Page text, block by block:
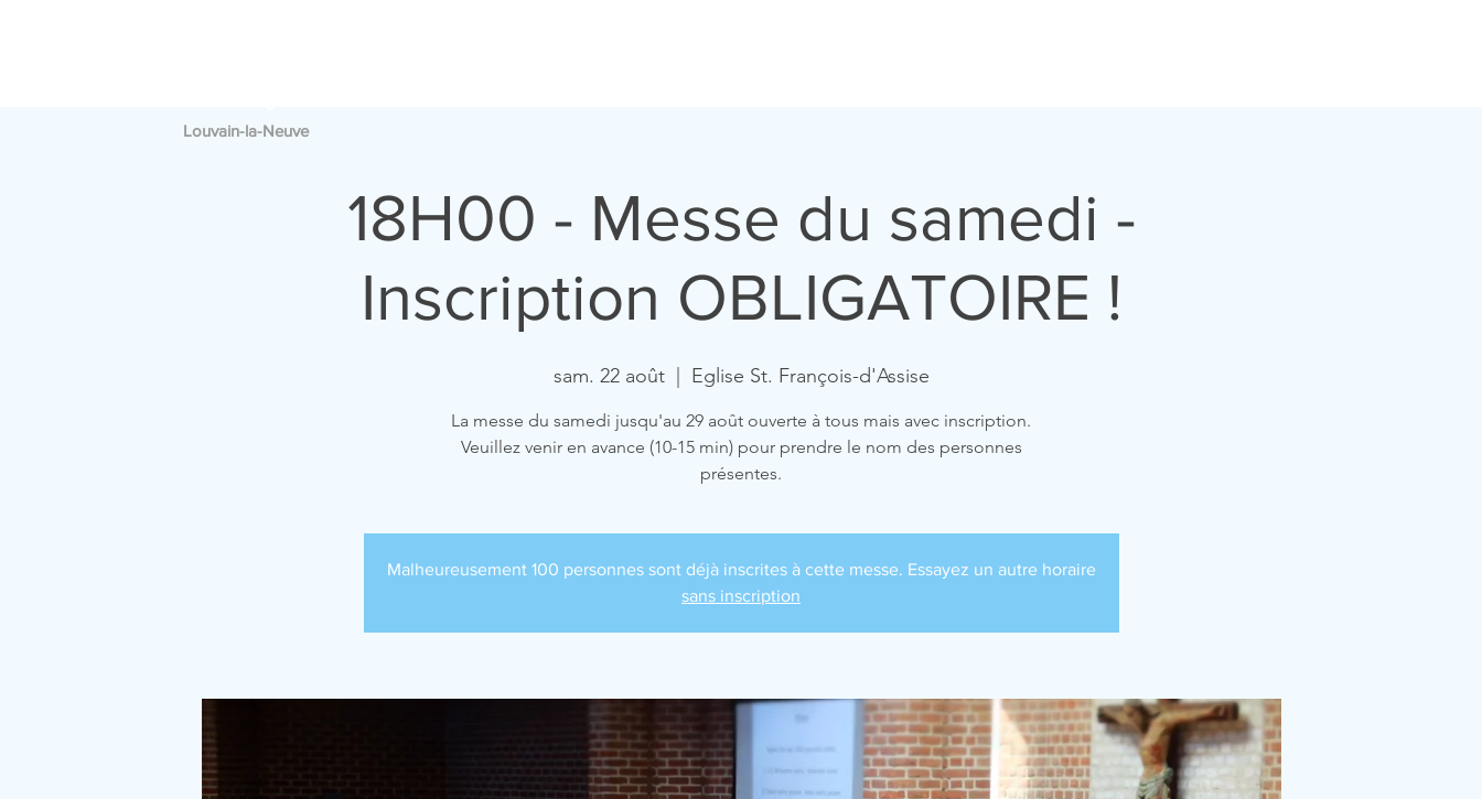
Louvain-la-Neuve
18H00 - Messe du samedi -
Inscription OBLIGATOIRE !
sam. 22 août
  |
Eglise St. François-d'Assise
La messe du samedi jusqu'au 29 août ouverte à tous mais avec inscription.
Veuillez venir en avance (10-15 min) pour prendre le nom des personnes
présentes.
Malheureusement 100 personnes sont déjà inscrites à cette messe. Essayez un autre horaire
sans inscription